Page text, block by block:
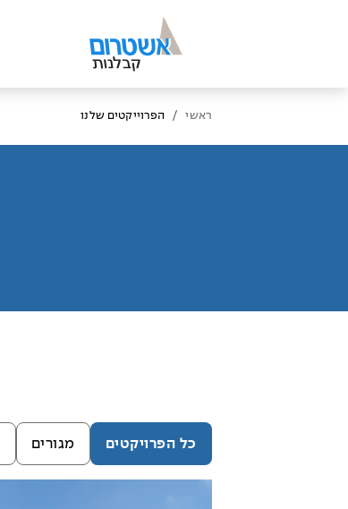
ראשי / הפרוייקטים שלנו
כל הפרויקטים מגורים